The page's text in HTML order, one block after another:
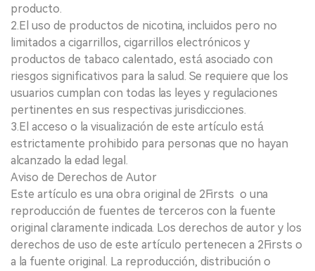
producto.
2.El uso de productos de nicotina, incluidos pero no
limitados a cigarrillos, cigarrillos electrónicos y
productos de tabaco calentado, está asociado con
riesgos significativos para la salud. Se requiere que los
usuarios cumplan con todas las leyes y regulaciones
pertinentes en sus respectivas jurisdicciones.
3.El acceso o la visualización de este artículo está
estrictamente prohibido para personas que no hayan
alcanzado la edad legal.
Aviso de Derechos de Autor
Este artículo es una obra original de 2Firsts o una
reproducción de fuentes de terceros con la fuente
original claramente indicada. Los derechos de autor y los
derechos de uso de este artículo pertenecen a 2Firsts o
a la fuente original. La reproducción, distribución o